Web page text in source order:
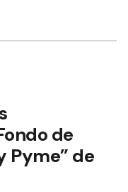
de
Pyme” de